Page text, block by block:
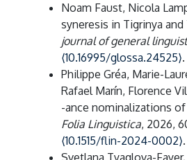
Noam Faust, Nicola
syneresis in Tigrinya and
journal of general
⟨10.16995/glossa.24525⟩.
Philippe Gréa, Marie-
Rafael Marín, Florence
-ance nominalizations
Folia Linguistica, 2026,
⟨10.1515/flin-2024-0002⟩.